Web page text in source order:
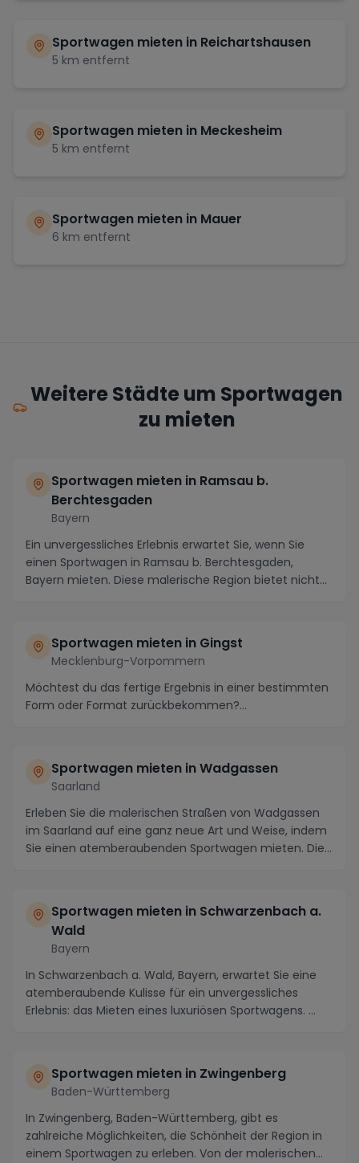
Sportwagen mieten in Reichartshausen
5 km entfernt
Sportwagen mieten in Meckesheim
5 km entfernt
Sportwagen mieten in Mauer
6 km entfernt
Weitere Städte um Sportwagen
zu mieten
Sportwagen mieten in Ramsau b.
Berchtesgaden
Bayern
Ein unvergessliches Erlebnis erwartet Sie, wenn Sie
einen Sportwagen in Ramsau b. Berchtesgaden,
Bayern mieten. Diese malerische Region bietet nicht
Sportwagen mieten in Gingst
Mecklenburg-Vorpommern
Möchtest du das fertige Ergebnis in einer bestimmten
Form oder Format zurückbekommen?...
Sportwagen mieten in Wadgassen
Saarland
Erleben Sie die malerischen Straßen von Wadgassen
im Saarland auf eine ganz neue Art und Weise, indem
Sie einen atemberaubenden Sportwagen mieten. Die...
Sportwagen mieten in Schwarzenbach a.
Wald
Bayern
In Schwarzenbach a. Wald, Bayern, erwartet Sie eine
atemberaubende Kulisse für ein unvergessliches
Erlebnis: das Mieten eines luxuriösen Sportwagens. ...
Sportwagen mieten in Zwingenberg
Baden-Württemberg
In Zwingenberg, Baden-Württemberg, gibt es
zahlreiche Möglichkeiten, die Schönheit der Region in
einem Sportwagen zu erleben. Von der malerischen